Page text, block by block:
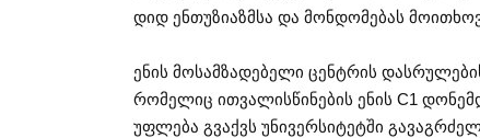
დიდ ენთუზიაზმსა და მონდომებას
ენის მოსამზადებელი ცენტრის
რომელიც ითვალისწინების ენის C1
უფლება გვაქვს უნივერსიტეტში